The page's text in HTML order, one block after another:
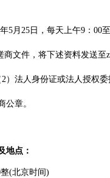
年5月 25 日，每天上午9：00
商文件 ，将下述资料发送至
2）法人身份证或法人授权委
公章。
地点：
整(北京时间)